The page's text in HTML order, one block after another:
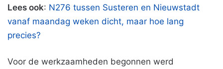
Lees ook: N276 tussen Susteren en Nieuwstadt
vanaf maandag weken dicht, maar hoe lang
precies?
Voor de werkzaamheden begonnen werd